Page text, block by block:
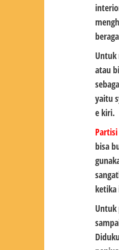
Untuk
atau
yaitu
e kiri.
bisa
ketika
Untuk